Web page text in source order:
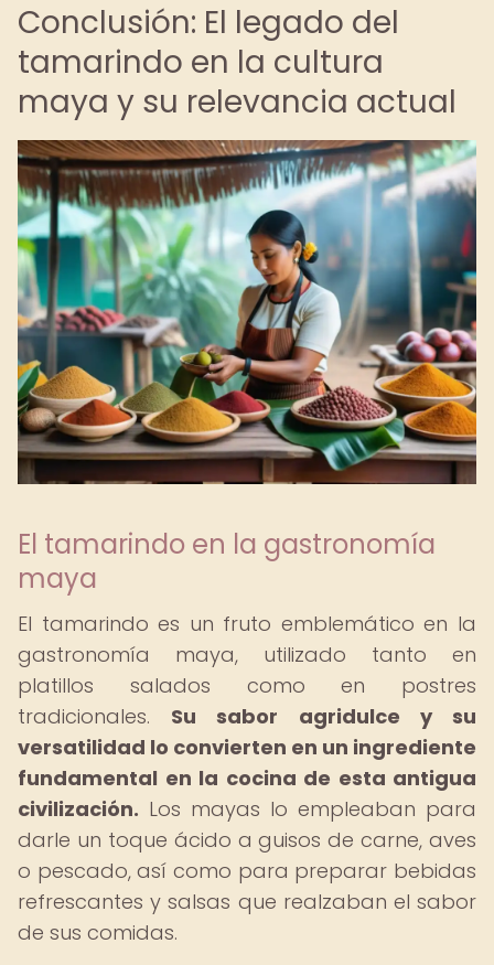
Conclusión: El legado del
tamarindo en la cultura
maya y su relevancia actual
El tamarindo en la gastronomía
maya
El tamarindo es un fruto emblemático en la
gastronomía maya, utilizado tanto en
platillos salados como en postres
tradicionales. Su sabor agridulce y su
versatilidad lo convierten en un ingrediente
fundamental en la cocina de esta antigua
civilización. Los mayas lo empleaban para
darle un toque ácido a guisos de carne, aves
o pescado, así como para preparar bebidas
refrescantes y salsas que realzaban el sabor
de sus comidas.